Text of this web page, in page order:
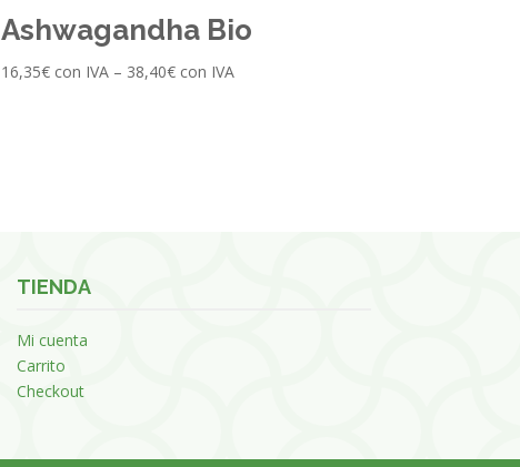
Ashwagandha Bio
16,35€ con IVA – 38,40€ con IVA
TIENDA
Mi cuenta
Carrito
Checkout